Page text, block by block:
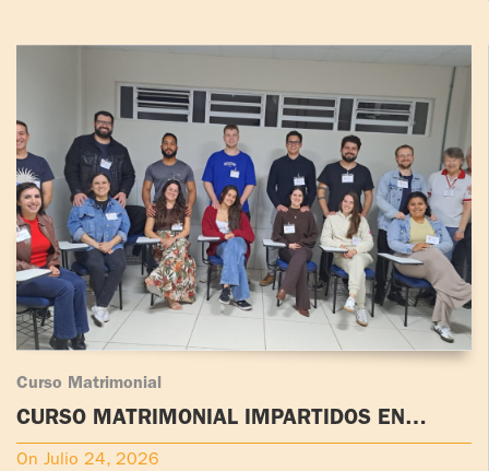
Curso Matrimonial
CURSO MATRIMONIAL IMPARTIDOS EN
BRASIL
On Julio 24, 2026